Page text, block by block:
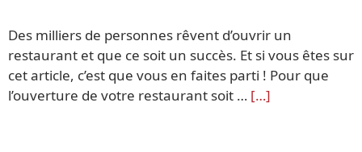
Des milliers de personnes rêvent d’ouvrir un
restaurant et que ce soit un succès. Et si vous êtes sur
cet article, c’est que vous en faites parti ! Pour que
l’ouverture de votre restaurant soit … […]